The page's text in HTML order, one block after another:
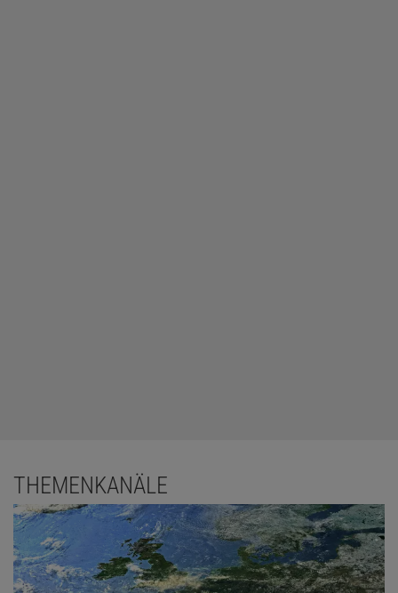
THEMENKANÄLE